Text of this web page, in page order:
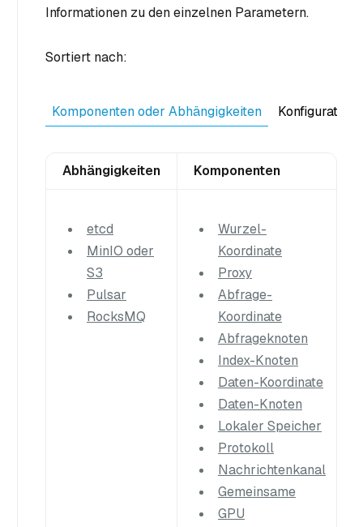
Informationen zu den einzelnen Parametern.
Sortiert nach:
Komponenten oder Abhängigkeiten
Abhängigkeiten Komponenten
etcd
MinIO oder
S3
Pulsar
RocksMQ
Wurzel-
Koordinate
Proxy
Abfrage-
Koordinate
Abfrageknoten
Index-Knoten
Daten-Koordinate
Daten-Knoten
Lokaler Speicher
Protokoll
Nachrichtenkanal
Gemeinsame
GPU